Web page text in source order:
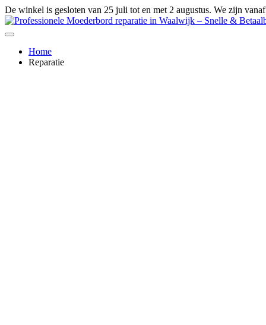
Ga
naar
de
De winkel is gesloten van 25 juli tot en met 2 augustus. We zijn
Home
Reparatie